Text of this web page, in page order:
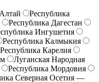
Республика
Республика Дагестан
Ингушетия
Республика Калмыкия
Республика Карелия
Луганская Народная
Республика Мордовия
Северная Осетия —